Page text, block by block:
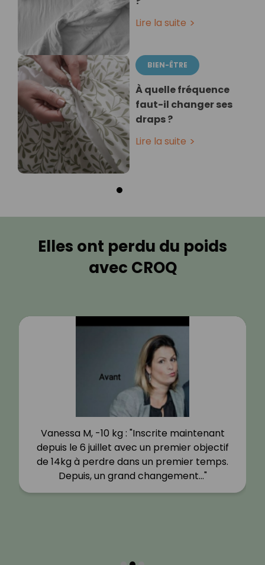
Lire la suite
BIEN-ÊTRE
À quelle fréquence
faut-il changer ses
draps ?
Lire la suite
Elles ont perdu du poids
avec CROQ
Vanessa M, -10 kg : "Inscrite maintenant
depuis le 6 juillet avec un premier objectif
de 14kg à perdre dans un premier temps.
Depuis, un grand changement…"